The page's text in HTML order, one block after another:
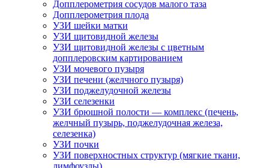
Допплерометрия сосудов малого таза
Допплерометрия плода
УЗИ шейки матки
УЗИ щитовидной железы
УЗИ щитовидной железы с цветным
допплеровским картированием
УЗИ мочевого пузыря
УЗИ печени (желчного пузыря)
УЗИ поджелудочной железы
УЗИ селезенки
УЗИ брюшной полости — комплекс (печень,
желчный пузырь, поджелудочная железа,
селезенка)
УЗИ почки
УЗИ поверхностных структур (мягкие ткани,
лимфоузлы)